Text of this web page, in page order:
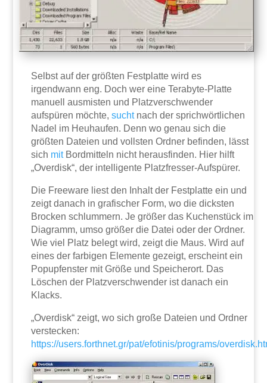
Selbst auf der größten Festplatte wird es
irgendwann eng. Doch wer eine Terabyte-Platte
manuell ausmisten und Platzverschwender
aufspüren möchte,suchtnach der sprichwörtlichen
Nadel im Heuhaufen. Denn wo genau sich die
größten Dateien und vollsten Ordner befinden, lässt
sich mitBordmitteln nicht herausfinden. Hier hilft
„Overdisk“, der intelligente Platzfresser-Aufspürer.
Die Freeware liest den Inhalt der Festplatte ein und
zeigt danach in grafischer Form, wo die dicksten
Brocken schlummern. Je größer das Kuchenstück im
Diagramm, umso größer die Datei oder der Ordner.
Wie viel Platz belegt wird, zeigt die Maus. Wird auf
eines der farbigen Elemente gezeigt, erscheint ein
Popupfenster mit Größe und Speicherort. Das
Löschen der Platzverschwender ist danach ein
Klacks.
„Overdisk“ zeigt, wo sich große Dateien und Ordner
verstecken:
https://users.forthnet.gr/pat/efotinis/programs/